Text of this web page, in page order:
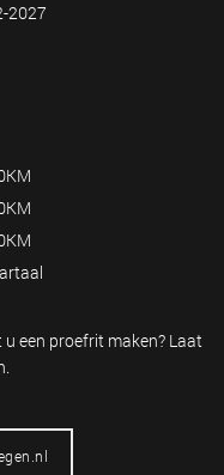
2027
u een proefrit maken? Laat